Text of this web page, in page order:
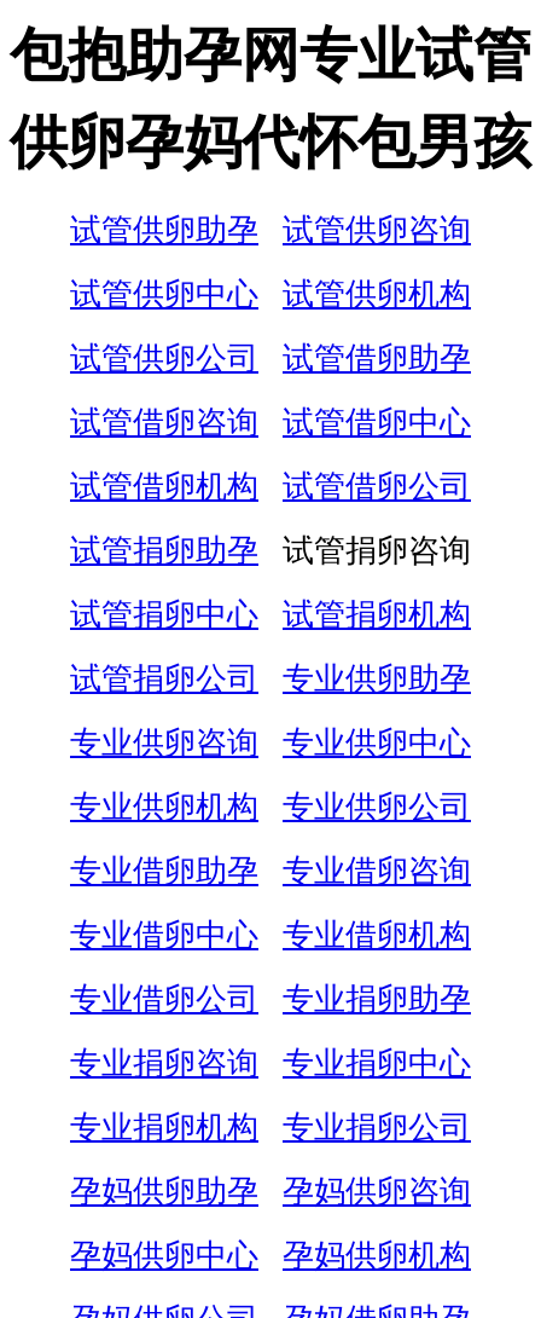
包抱助孕网专业试管
供卵孕妈代怀包男孩
试管供卵助孕
试管供卵咨询
试管供卵中心
试管供卵机构
试管供卵公司
试管借卵助孕
试管借卵咨询
试管借卵中心
试管借卵机构
试管借卵公司
试管捐卵助孕
试管捐卵咨询
试管捐卵中心
试管捐卵机构
试管捐卵公司
专业供卵助孕
专业供卵咨询
专业供卵中心
专业供卵机构
专业供卵公司
专业借卵助孕
专业借卵咨询
专业借卵中心
专业借卵机构
专业借卵公司
专业捐卵助孕
专业捐卵咨询
专业捐卵中心
专业捐卵机构
专业捐卵公司
孕妈供卵助孕
孕妈供卵咨询
孕妈供卵中心
孕妈供卵机构